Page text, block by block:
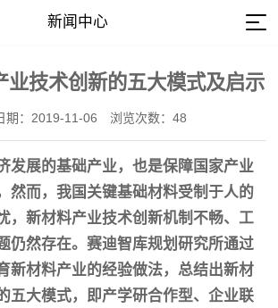
新闻中心
业技术创新的五大模式及启示
期：2019-11-06 浏览次数：48
发展的基础产业，也是保障国家产业
然而，我国关键基础材料受制于人的
，新材料产业技术创新机制不畅、工
仍然存在。赛迪智库规划研究所通过
新材料产业的经验做法，总结出新材
五大模式，即产学研合作型、企业联